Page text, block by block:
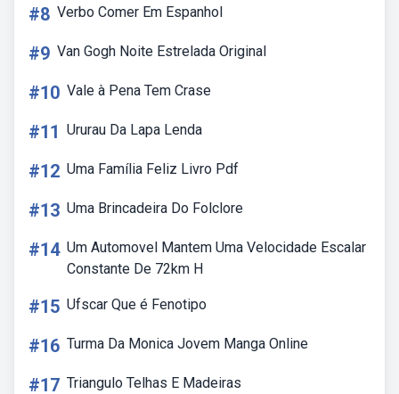
#8 Verbo Comer Em Espanhol
#9 Van Gogh Noite Estrelada Original
#10 Vale à Pena Tem Crase
#11 Ururau Da Lapa Lenda
#12 Uma Família Feliz Livro Pdf
#13 Uma Brincadeira Do Folclore
#14 Um Automovel Mantem Uma Velocidade Escalar
Constante De 72km H
#15 Ufscar Que é Fenotipo
#16 Turma Da Monica Jovem Manga Online
#17 Triangulo Telhas E Madeiras